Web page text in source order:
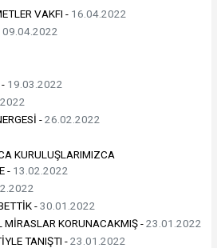
VAKFI - 16.04.2022
09.04.2022
19.03.2022
-26.02.2022
KURULUŞLARIMIZCA
- 13.02.2022
-30.01.2022
MİRASLAR KORUNACAKMIŞ -23.01.2022
TANIŞTI -23.01.2022